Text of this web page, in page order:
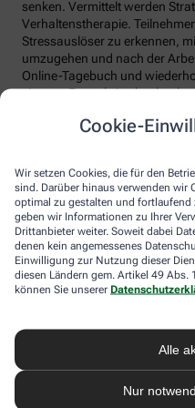
Cookie-
Wir setzen Cookies, die für den
sind. Darüber hinaus verwenden wir
optimal zu gestalten und fortlaufend
geben wir Informationen zu Ihrer
Drittanbieter weiter. Soweit dabei
denen kein angemessenes
Einwilligung zur Nutzung dieser
diesen Ländern gem. Artikel 49 Abs.
können Sie unserer
Alle
Nur
senken. Vermittelt werden
Verhaltenstherapie.
Stressauslöser zu erkennen,
umzugehen und nach der
Online-Tagebuch und
eigenen Fortschritte
Migräne-App: Hilfe
schmerzhafte Migräne-
renommierten Schmerzklinik
festhalten, wann die Anfälle
Das kann helfen, persönliche
Attacken besser zu
Einnahmezeitpunkt von
stellt die App viele nützliche
sowie aktive Verfahren zur
Trainings-Apps gibt es viele.